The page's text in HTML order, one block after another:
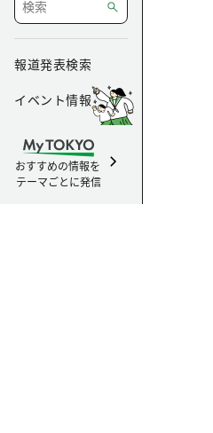
報道発表検索
イベント情報
おすすめの情報を
テーマごとに発信